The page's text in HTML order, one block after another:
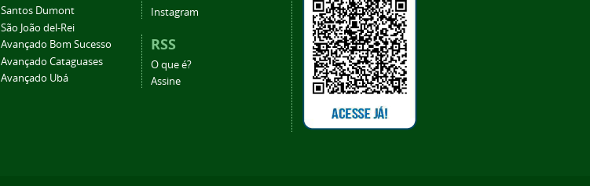
Santos Dumont
São João del-Rei
Avançado Bom Sucesso
Avançado Cataguases
Avançado Ubá
Instagram
RSS
O que é?
Assine